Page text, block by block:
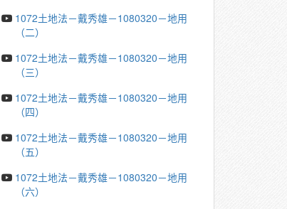
1072土地法－戴秀雄－1080320－地用
（二）
1072土地法－戴秀雄－1080320－地用
（三）
1072土地法－戴秀雄－1080320－地用
（四）
1072土地法－戴秀雄－1080320－地用
（五）
1072土地法－戴秀雄－1080320－地用
（六）